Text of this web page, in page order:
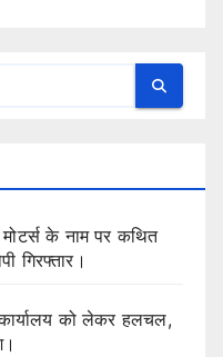
मोटर्स के नाम पर कथित
गिरफ्तार।
को लेकर हलचल,